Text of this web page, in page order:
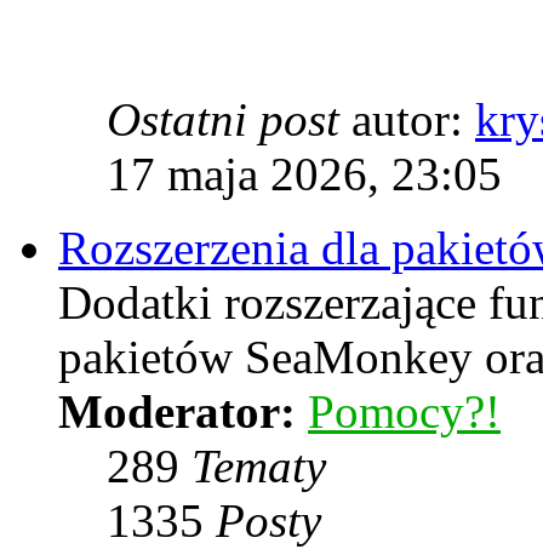
Ostatni postautor:
17 maja 2026, 23:05
Rozszerzenia dla
Dodatki rozszerzające
pakietów SeaMonkey
Moderator: Pomocy?!
289 Tematy
1335 Posty